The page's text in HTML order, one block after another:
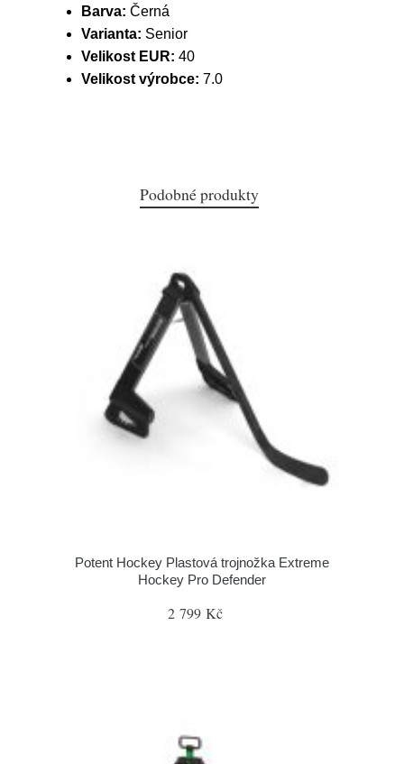
Barva: Černá
Varianta: Senior
Velikost EUR: 40
Velikost výrobce: 7.0
Podobné produkty
Potent Hockey Plastová trojnožka Extreme
Hockey Pro Defender
2 799 Kč